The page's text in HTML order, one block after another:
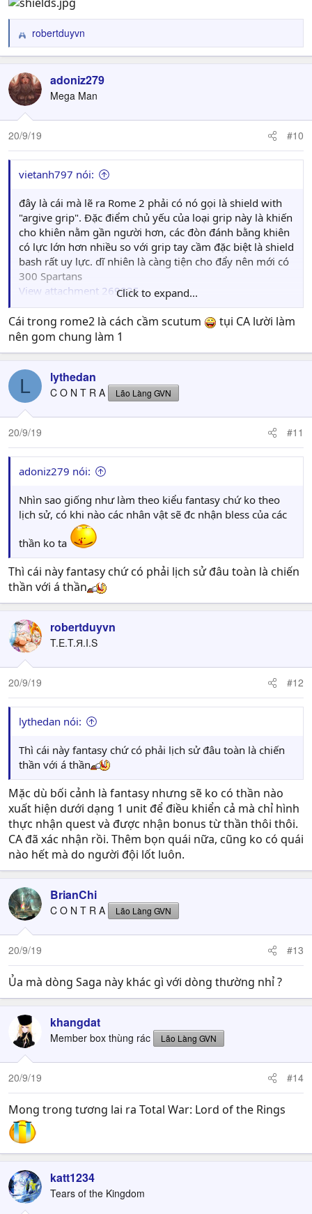
R
e
c
t
i
o
n
:
robertduyvn
adoniz279
Mega Man
20/9/19 #10
vietanh797 nói:
đây là cái mà lẽ ra Rome 2 phải có nó gọi là shield with
"argive grip". Đặc điểm chủ yếu của loại grip này là khiến
cho khiên nằm gần người hơn, các đòn đánh bằng khiên
có lực lớn hơn nhiều so với grip tay cầm đặc biệt là shield
bash rất uy lực. dĩ nhiên là càng tiện cho đẩy nên mới có
300 Spartans
View attachment 269235
Còn đây là thứ mà chúng ta có trong Rome 2
Click to expand...
Cái trong rome2 là cách cầm scutum
tụi CA lười làm
nên gom chung làm 1
L lythedan
C O N T R A Lão Làng GVN
20/9/19 #11
adoniz279 nói:
Nhìn sao giống như làm theo kiểu fantasy chứ ko theo
lịch sử, có khi nào các nhân vật sẽ đc nhận bless của các
thần ko ta
Thì cái này fantasy chứ có phải lịch sử đâu toàn là chiến
thần với á thần
robertduyvn
T.E.T.Я.I.S
20/9/19 #12
lythedan nói:
Thì cái này fantasy chứ có phải lịch sử đâu toàn là chiến
thần với á thần
Mặc dù bối cảnh là fantasy nhưng sẽ ko có thần nào
xuất hiện dưới dạng 1 unit để điều khiển cả mà chỉ hình
thực nhận quest và được nhận bonus từ thần thôi thôi.
CA đã xác nhận rồi. Thêm bọn quái nữa, cũng ko có quái
nào hết mà do người đội lốt luôn.
BrianChi
C O N T R A Lão Làng GVN
20/9/19 #13
Ủa mà dòng Saga này khác gì với dòng thường nhỉ ?
khangdat
Member box thùng rác Lão Làng GVN
20/9/19 #14
Mong trong tương lai ra Total War: Lord of the Rings
katt1234
Tears of the Kingdom